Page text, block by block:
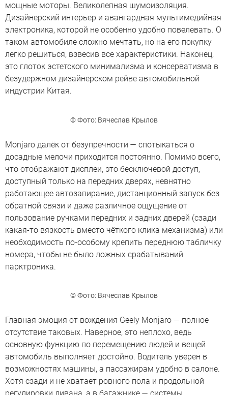
мощные моторы. Великолепная шумоизоляция.
Дизайнерский интерьер и авангардная мультимедийная
электроника, которой не особенно удобно повелевать. О
таком автомобиле сложно мечтать, но на его покупку
легко решиться, взвесив все характеристики. Наконец,
это глоток эстетского минимализма и консерватизма в
безудержном дизайнерском рейве автомобильной
индустрии Китая.
© Фото: Вячеслав Крылов
Monjaro далёк от безупречности — спотыкаться о
досадные мелочи приходится постоянно. Помимо всего,
что отображают дисплеи, это бесключевой доступ,
доступный только на передних дверях, невнятно
работающее автозапирание, дистанционный запуск без
обратной связи и даже различное ощущение от
пользование ручками передних и задних дверей (сзади
какая-то вязкость вместо чёткого клика механизма) или
необходимость по-особому крепить переднюю табличку
номера, чтобы не было ложных срабатываний
парктроника.
© Фото: Вячеслав Крылов
Главная эмоция от вождения Geely Monjaro — полное
отсутствие таковых. Наверное, это неплохо, ведь
основную функцию по перемещению людей и вещей
автомобиль выполняет достойно. Водитель уверен в
возможностях машины, а пассажирам удобно в салоне.
Хотя сзади и не хватает ровного пола и продольной